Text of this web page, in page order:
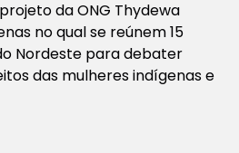
da ONG Thydewa
no qual se reúnem 15
Nordeste para debater
das mulheres indígenas e